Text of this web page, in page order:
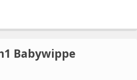
Babywippe